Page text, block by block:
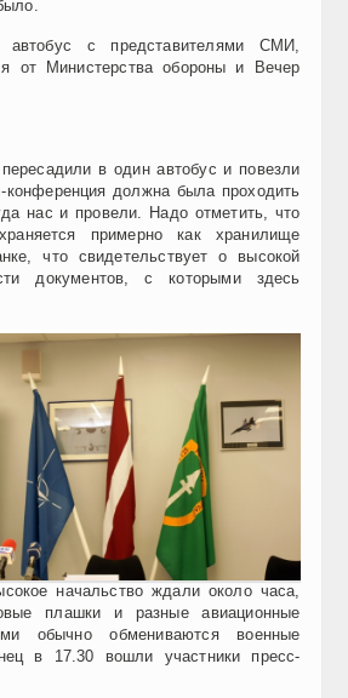
с представителями СМИ,
от Министерства обороны и Вечер
в один автобус и повезли
конференция должна была проходить
нас и провели. Надо отметить, что
примерно как хранилище
что свидетельствует о высокой
документов, с которыми здесь
начальство ждали около часа,
плашки и разные авиационные
обычно обмениваются военные
в 17.30 вошли участники пресс-